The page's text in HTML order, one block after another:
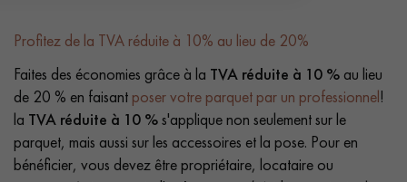
Profitez de la TVA réduite à 10% au lieu de 20%
Faites des économies grâce à la TVA réduite à 10 % au lieu
de 20 % en faisant poser votre parquet par un professionnel!
la TVA réduite à 10 %s'applique non seulement sur le
parquet, mais aussi sur les accessoires et la pose. Pour en
bénéficier, vous devez être propriétaire, locataire ou